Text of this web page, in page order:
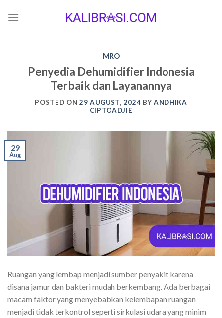
MRO
Penyedia Dehumidifier Indonesia
Terbaik dan Layanannya
POSTED ON29 AUGUST, 2024 BY ANDHIKA
CIPTOADJIE
29
Aug
Ruangan yang lembap menjadi sumber penyakit karena
disana jamur dan bakteri mudah berkembang. Ada berbagai
macam faktor yang menyebabkan kelembapan ruangan
menjadi tidak terkontrol seperti sirkulasi udara yang minim